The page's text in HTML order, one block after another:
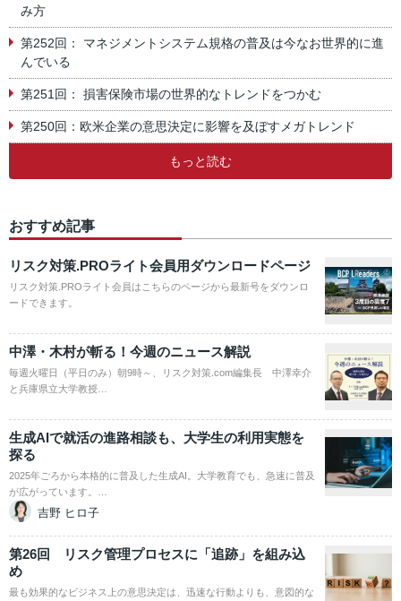
み方
第252回： マネジメントシステム規格の普及は今なお世界的に進
んでいる
第251回： 損害保険市場の世界的なトレンドをつかむ
第250回：欧米企業の意思決定に影響を及ぼすメガトレンド
もっと読む
おすすめ記事
リスク対策.PROライト会員用ダウンロードページ
リスク対策.PROライト会員はこちらのページから最新号をダウンロ
ードできます。
中澤・木村が斬る！今週のニュース解説
毎週火曜日（平日のみ）朝9時～、リスク対策.com編集長 中澤幸介
と兵庫県立大学教授…
生成AIで就活の進路相談も、大学生の利用実態を
探る
2025年ごろから本格的に普及した生成AI。大学教育でも、急速に普及
が広がっています。…
吉野 ヒロ子
第26回 リスク管理プロセスに「追跡」を組み込
め
最も効果的なビジネス上の意思決定は、迅速な行動よりも、意図的な